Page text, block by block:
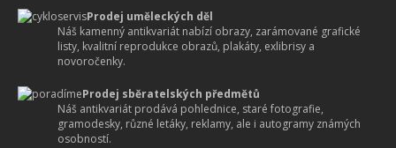
Prodej uměleckých děl
Náš kamenný antikvariát nabízí obrazy, zarámované grafické
listy, kvalitní reprodukce obrazů, plakáty, exlibrisy a
novoročenky.
Prodej sběratelských předmětů
Náš antikvariát prodává pohlednice, staré fotografie,
gramodesky, různé letáky, reklamy, ale i autogramy známých
osobností.